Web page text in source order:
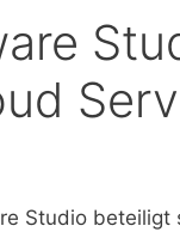
Studio